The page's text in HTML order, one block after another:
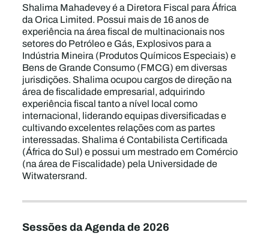
Shalima Mahadevey é a Diretora Fiscal para África
da Orica Limited. Possui mais de 16 anos de
experiência na área fiscal de multinacionais nos
setores do Petróleo e Gás, Explosivos para a
Indústria Mineira (Produtos Químicos Especiais) e
Bens de Grande Consumo (FMCG) em diversas
jurisdições. Shalima ocupou cargos de direção na
área de fiscalidade empresarial, adquirindo
experiência fiscal tanto a nível local como
internacional, liderando equipas diversificadas e
cultivando excelentes relações com as partes
interessadas. Shalima é Contabilista Certificada
(África do Sul) e possui um mestrado em Comércio
(na área de Fiscalidade) pela Universidade de
Witwatersrand.
Sessões da Agenda de 2026